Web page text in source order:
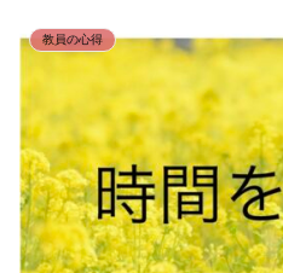
教員の心得